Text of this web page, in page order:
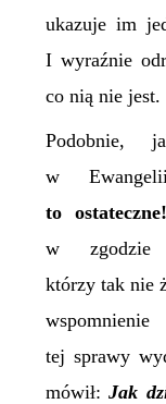
ukazuje im
I wyraźnie
co nią nie jest.
Podobnie,
w
to
w
którzy tak nie
tej sprawy
mówił:Jak